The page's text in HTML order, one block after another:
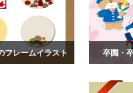
フレームイラスト 卒園・